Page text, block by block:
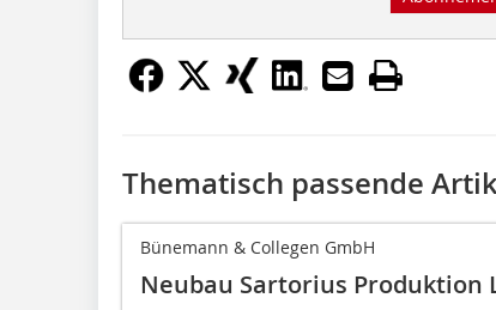
Thematisch passende
Bünemann & Collegen GmbH
Neubau Sartorius